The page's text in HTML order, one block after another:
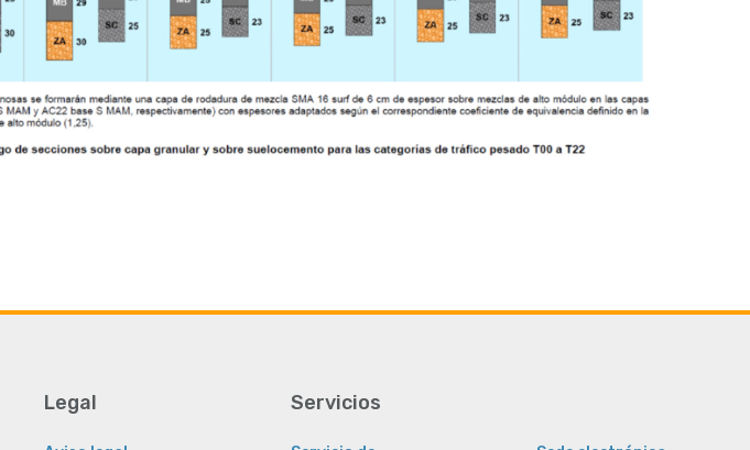
Legal Servicios